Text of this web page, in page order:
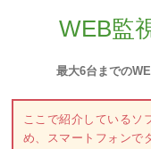
WEB監
最大6台までの
ここで紹介しているソ
め、スマートフォンで